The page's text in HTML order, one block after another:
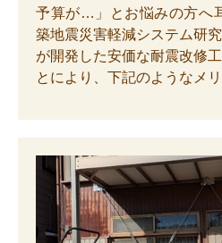
予算が…」とお悩みの方へ
築地震災害軽減システム研
が開発した安価な耐震改修
とにより、下記のようなメ